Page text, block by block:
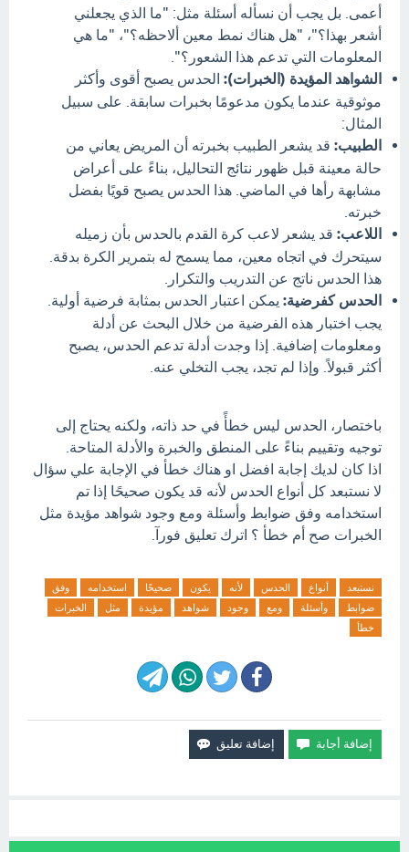
أعمى. بل يجب أن نسأله أسئلة مثل: "ما الذي يجعلني
أشعر بهذا؟"، "هل هناك نمط معين ألاحظه؟"، "ما هي
المعلومات التي تدعم هذا الشعور؟".
الشواهد المؤيدة (الخبرات): الحدس يصبح أقوى وأكثر
موثوقية عندما يكون مدعومًا بخبرات سابقة. على سبيل
المثال:
الطبيب: قد يشعر الطبيب بخبرته أن المريض يعاني من
حالة معينة قبل ظهور نتائج التحاليل، بناءً على أعراض
مشابهة رأها في الماضي. هذا الحدس يصبح قويًا بفضل
خبرته.
اللاعب: قد يشعر لاعب كرة القدم بالحدس بأن زميله
سيتحرك في اتجاه معين، مما يسمح له بتمرير الكرة بدقة.
هذا الحدس ناتج عن التدريب والتكرار.
الحدس كفرضية: يمكن اعتبار الحدس بمثابة فرضية أولية.
يجب اختبار هذه الفرضية من خلال البحث عن أدلة
ومعلومات إضافية. إذا وجدت أدلة تدعم الحدس، يصبح
أكثر قبولاً. وإذا لم تجد، يجب التخلي عنه.
باختصار، الحدس ليس خطأً في حد ذاته، ولكنه يحتاج إلى
توجيه وتقييم بناءً على المنطق والخبرة والأدلة المتاحة.
اذا كان لديك إجابة افضل او هناك خطأ في الإجابة علي سؤال
لا نستبعد كل أنواع الحدس لأنه قد يكون صحيحًا إذا تم
استخدامه وفق ضوابط وأسئلة ومع وجود شواهد مؤيدة مثل
الخبرات صح أم خطأ ؟ اترك تعليق فورآ.
نستبعد أنواع الحدس لأنه يكون صحيحًا استخدامه
وفق
ضوابط
وأسئلة ومع وجود شواهد مؤيدة مثل
الخبرات
خطأ